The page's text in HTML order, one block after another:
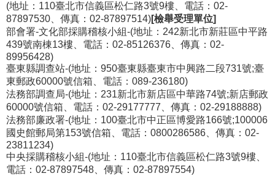
(地址：110臺北市信義區松仁路3號9樓、電話：02-
87897530、傳真：02-87897514)[檢舉受理單位]
部會署-文化部採購稽核小組-(地址：242新北市新莊區中平路
439號南棟13樓、電話：02-85126376、傳真：02-
89956428)
臺東縣調查站-(地址：950臺東縣臺東市中興路二段731號;臺
東郵政60000號信箱、電話：089-236180)
法務部調查局-(地址：231新北市新店區中華路74號;新店郵政
60000號信箱、電話：02-29177777、傳真：02-29188888)
法務部廉政署-(地址：100臺北市中正區博愛路166號;100006
國史館郵局第153號信箱、電話：0800286586、傳真：02-
23811234)
中央採購稽核小組-(地址：110臺北市信義區松仁路3號9樓、
電話：02-87897548、傳真：02-87897554)